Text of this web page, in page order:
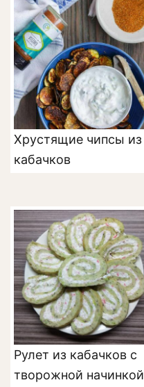
Хрустящие чипсы из
кабачков
Рулет из кабачков с
творожной начинкой